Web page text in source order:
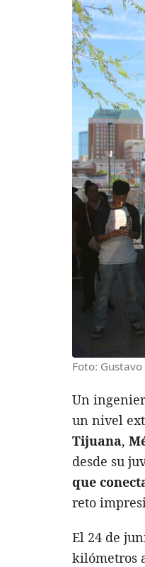
Foto:
Un
un nivel
Tijuana,
desde su
que
reto
El 24 de
kilómetros